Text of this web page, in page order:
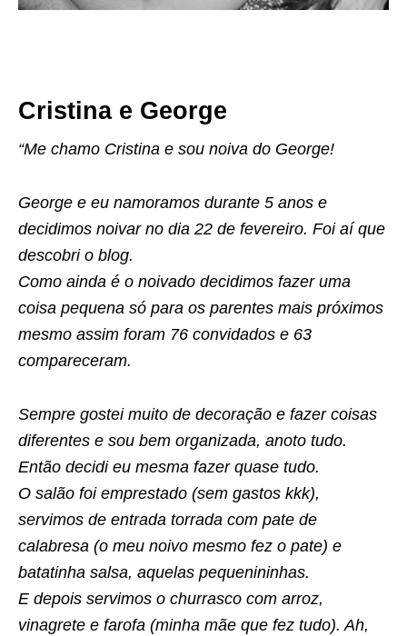
Cristina e George
“Me chamo Cristina e sou noiva do George!
George e eu namoramos durante 5 anos e
decidimos noivar no dia 22 de fevereiro. Foi aí que
descobri o blog.
Como ainda é o noivado decidimos fazer uma
coisa pequena só para os parentes mais próximos
mesmo assim foram 76 convidados e 63
compareceram.
Sempre gostei muito de decoração e fazer coisas
diferentes e sou bem organizada, anoto tudo.
Então decidi eu mesma fazer quase tudo.
O salão foi emprestado (sem gastos kkk),
servimos de entrada torrada com pate de
calabresa (o meu noivo mesmo fez o pate) e
batatinha salsa, aquelas pequenininhas.
E depois servimos o churrasco com arroz,
vinagrete e farofa (minha mãe que fez tudo). Ah,